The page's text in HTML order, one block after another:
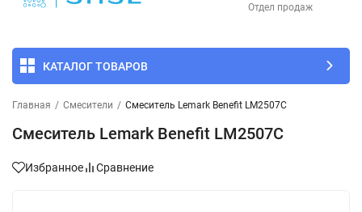
Отдел продаж
КАТАЛОГ ТОВАРОВ
Главная / Смесители / Смеситель Lemark Benefit LM2507C
Смеситель Lemark Benefit LM2507C
Избранное Сравнение